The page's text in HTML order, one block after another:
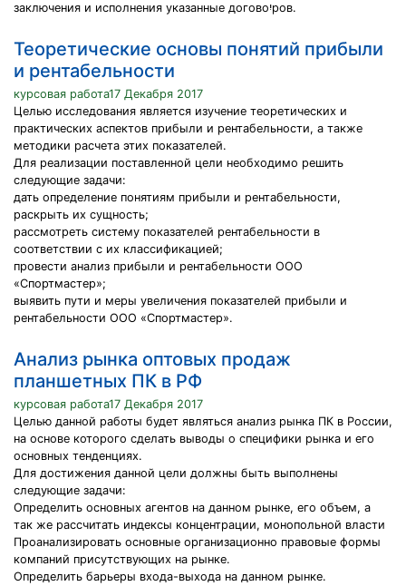
заключения и исполнения указанные договоיִров.
Теоретические основы понятий прибыли
и рентабельности
курсовая работа17 Декабря 2017
Целью исследования является изучение теоретических и
практических аспектов прибыли и рентабельности, а также
методики расчета этих показателей.
Для реализации поставленной цели необходимо решить
следующие задачи:
дать определение понятиям прибыли и рентабельности,
раскрыть их сущность;
рассмотреть систему показателей рентабельности в
соответствии с их классификацией;
провести анализ прибыли и рентабельности ООО
«Cпортмастер»;
выявить пути и меры увеличения показателей прибыли и
рентабельности ООО «Cпортмастер».
Анализ рынка оптовых продаж
планшетных ПК в РФ
курсовая работа17 Декабря 2017
Целью данной работы будет являться анализ рынка ПК в России,
на основе которого сделать выводы о специфики рынка и его
основных тенденциях.
Для достижения данной цели должны быть выполнены
следующие задачи:
Определить основных агентов на данном рынке, его объем, а
так же рассчитать индексы концентрации, монопольной власти
Проанализировать основные организационно правовые формы
компаний присутствующих на рынке.
Определить барьеры входа-выхода на данном рынке.